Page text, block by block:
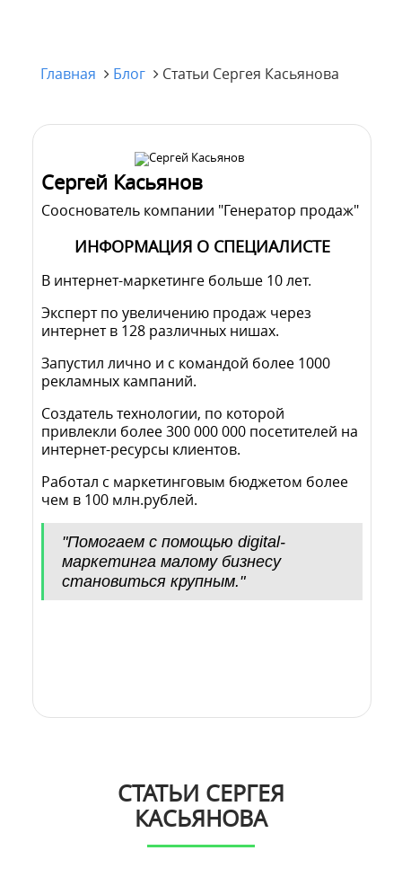
Главная Блог Статьи Сергея Касьянова
Сергей Касьянов
Сооснователь компании "Генератор продаж"
ИНФОРМАЦИЯ О СПЕЦИАЛИСТЕ
В интернет-маркетинге больше 10 лет.
Эксперт по увеличению продаж через
интернет в 128 различных нишах.
Запустил лично и с командой более 1000
рекламных кампаний.
Создатель технологии, по которой
привлекли более 300 000 000 посетителей на
интернет-ресурсы клиентов.
Работал с маркетинговым бюджетом более
чем в 100 млн.рублей.
"Помогаем с помощью digital-
маркетинга малому бизнесу
становиться крупным."
СТАТЬИ СЕРГЕЯ
КАСЬЯНОВА